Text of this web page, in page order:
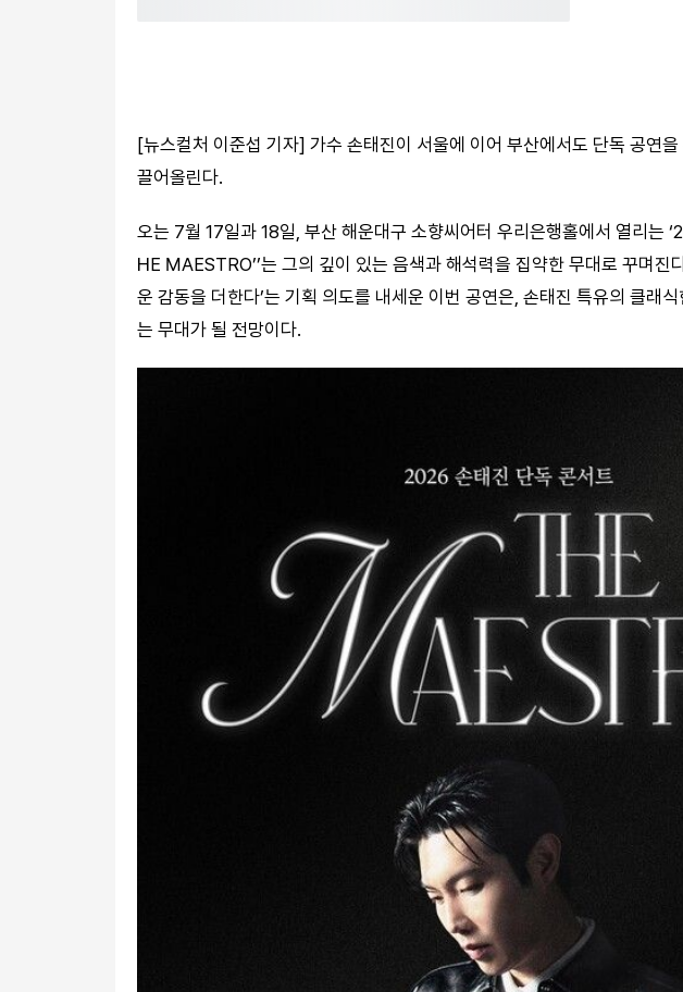
[뉴스컬처 이준섭 기자] 가수 손태진이 서울에 이어 부산에서도 단독 공연
끌어올린다.
오는 7월 17일과 18일, 부산 해운대구 소향씨어터 우리은행홀에서 열리는
HE MAESTRO’’는 그의 깊이 있는 음색과 해석력을 집약한 무대로 꾸며진
운 감동을 더한다’는 기획 의도를 내세운 이번 공연은, 손태진 특유의 클래
는 무대가 될 전망이다.